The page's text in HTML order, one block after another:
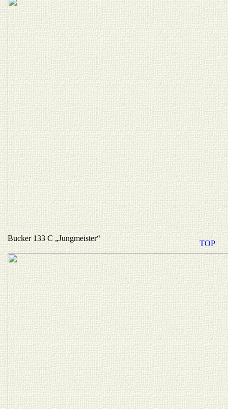
TOP
Bucker 133 C „Jungmeister“